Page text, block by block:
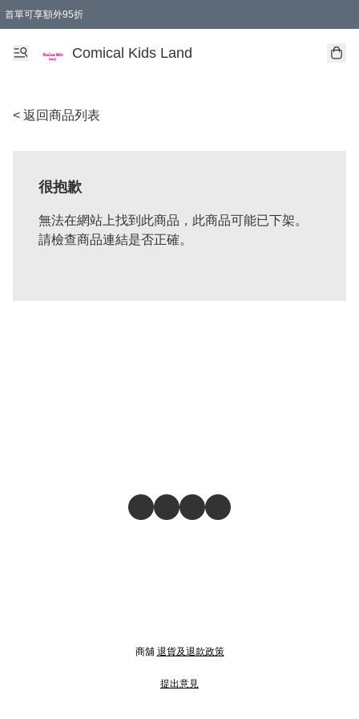
首單可享額外95折
Comical Kids Land
< 返回商品列表
很抱歉
無法在網站上找到此商品，此商品可能已下架。
請檢查商品連結是否正確。
商舖 退貨及退款政策
提出意見